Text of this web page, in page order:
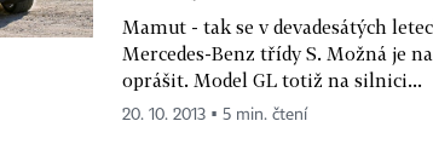
Mamut - tak se v devadesátých
Mercedes-Benz třídy S. Možná je
oprášit. Model GL totiž na silnici...
20. 10. 2013 ▪ 5 min. čtení